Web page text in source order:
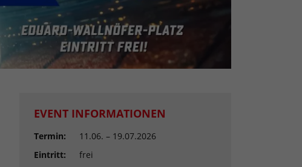
EVENT INFORMATIONEN
Termin:
11.06. – 19.07.2026
Eintritt:
frei